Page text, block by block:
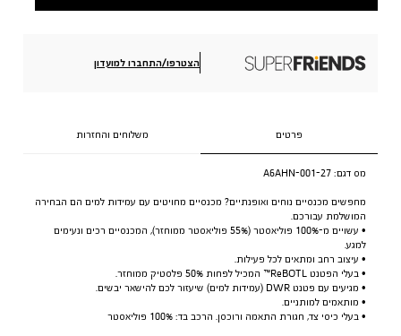
הצטרפו/התחברו למועדון
פרטים משלוחים והחזרות
מס דגם: A6AHN-001-27
מחפשים מכנסיים נוחים ואופנתיים? מכנסיים מחויטים עם עמידות למים הם הבחירה
המושלמת עבורכם.
• עשויים מ-100% פוליאסטר (55% פוליאסטר ממוחזר), המכנסיים רכים ונעימים
למגע.
• עיצוב רחב ומתאים לכל פעילות.
• בעלי הפטנט ReBOTL™ המכיל לפחות 50% פלסטיק ממוחזר.
• מגיעים עם פטנט DWR (עמידות למים) שיעזור לכם להישאר יבשים.
• מותאמים למותניים.
• בעלי כיסי צד, חגורת התאמה ורוכסן. הרכב בד: 100% פוליאסטר